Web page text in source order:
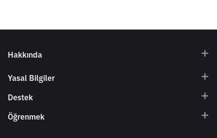
Hakkında
Yasal Bilgiler
Destek
Öğrenmek